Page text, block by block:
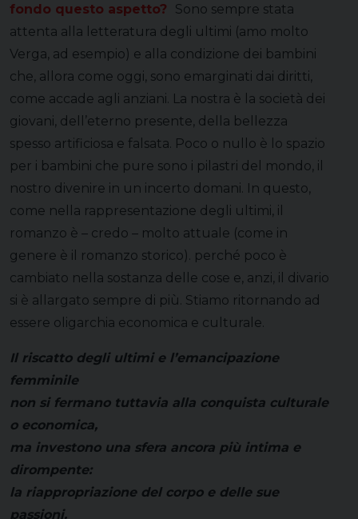
fondo questo aspetto? Sono sempre stata
attenta alla letteratura degli ultimi (amo molto
Verga, ad esempio) e alla condizione dei bambini
che, allora come oggi, sono emarginati dai diritti,
come accade agli anziani. La nostra è la società dei
giovani, dell’eterno presente, della bellezza
spesso artificiosa e falsata. Poco o nullo è lo spazio
per i bambini che pure sono i pilastri del mondo, il
nostro divenire in un incerto domani. In questo,
come nella rappresentazione degli ultimi, il
romanzo è – credo – molto attuale (come in
genere è il romanzo storico). perché poco è
cambiato nella sostanza delle cose e, anzi, il divario
si è allargato sempre di più. Stiamo ritornando ad
essere oligarchia economica e culturale.
Il riscatto degli ultimi e l’emancipazione
femminile
non si fermano tuttavia alla conquista culturale
o economica,
ma investono una sfera ancora più intima e
dirompente:
la riappropriazione del corpo e delle sue
passioni.